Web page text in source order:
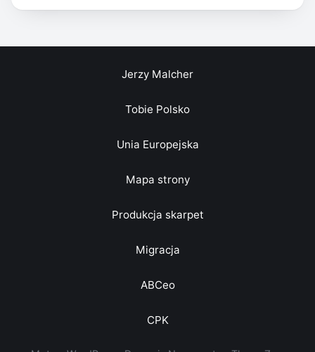
Jerzy Malcher
Tobie Polsko
Unia Europejska
Mapa strony
Produkcja skarpet
Migracja
ABCeo
CPK